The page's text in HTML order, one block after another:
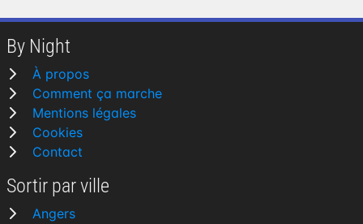
By Night
À propos
Comment ça marche
Mentions légales
Cookies
Contact
Sortir par ville
Angers